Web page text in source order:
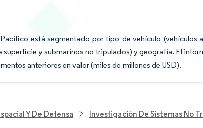
está segmentado por tipo de vehículo (vehículos
y submarinos no tripulados) y geografía. El
anteriores en valor (miles de millones de USD).
Y De Defensa Investigación De Sistemas No